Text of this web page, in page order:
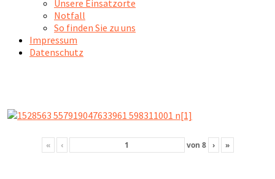
Unsere Einsatzorte
Notfall
So finden Sie zu uns
Impressum
Datenschutz
« ‹ von 8 › »